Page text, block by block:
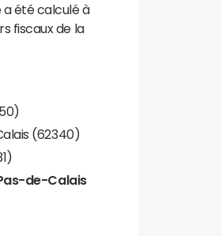
a été calculé à
fiscaux de la
(62340)
de-Calais